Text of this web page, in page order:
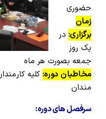
حضوری
زمان
برگزاری:در
یک روز
جمعه بصورت هر ماه
مخاطبان دوره: کلیه
مندان
سرفصل های دوره: